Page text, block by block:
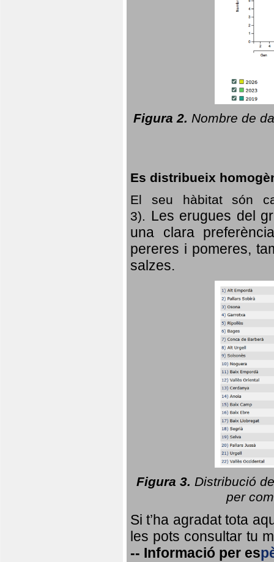
Figura 2. Nombre de
Es distribueix
El seu hàbitat són
3). Les erugues del
una clara
pereres i pomeres,
salzes.
Figura 3. Distribució
per
Si t’ha agradat tota
les pots consultar tu
-- Informació per es